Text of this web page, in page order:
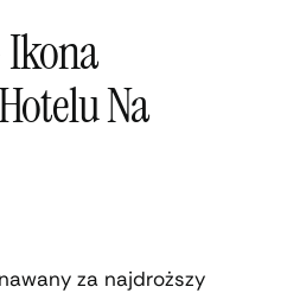
Na
za najdroższy